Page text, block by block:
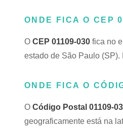
ONDE FICA O CEP
O CEP 01109-030 fica no
estado de São Paulo
ONDE FICA O
O Código Postal 01109-
geograficamente está na